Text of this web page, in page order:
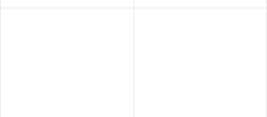
plyn z pozinkovaného
plyn z pozinkovaného